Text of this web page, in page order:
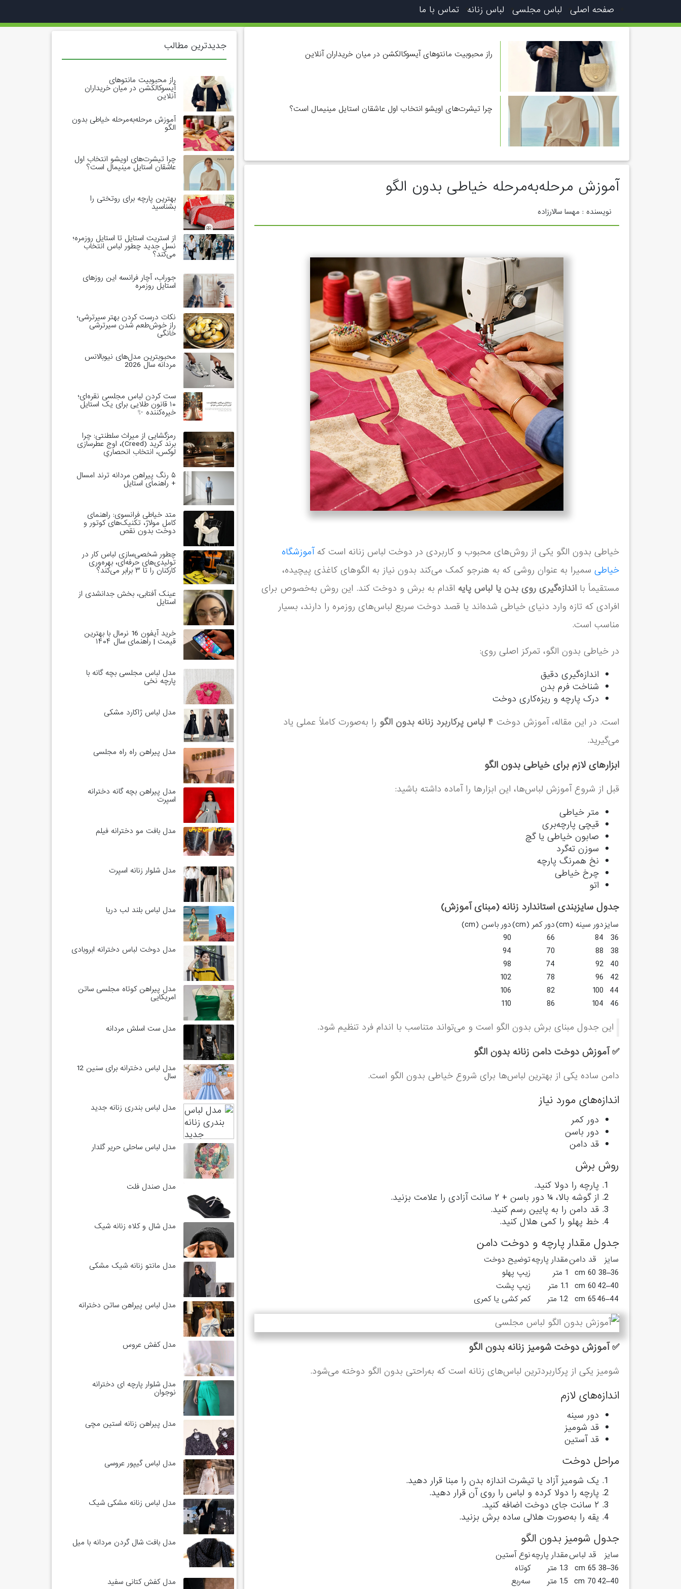
صفحه اصلی لباس مجلسی لباس زنانه تماس با ما
راز محبوبیت مانتوهای آیسوکالکشن در میان خریداران آنلاین
چرا تیشرت‌های اویشو انتخاب اول عاشقان استایل مینیمال است؟
آموزش مرحله‌به‌مرحله خیاطی بدون الگو
نویسنده : مهسا سالارزاده
خیاطی بدون الگو یکی از روش‌های محبوب و کاربردی در دوخت لباس زنانه است کهآموزشگاه
خیاطی سمیرا به عنوان روشی که به هنرجو کمک می‌کند بدون نیاز به الگوهای کاغذی پیچیده،
مستقیماً با اندازه‌گیری روی بدن یا لباس پایه اقدام به برش و دوخت کند. این روش به‌خصوص برای
افرادی که تازه وارد دنیای خیاطی شده‌اند یا قصد دوخت سریع لباس‌های روزمره را دارند، بسیار
مناسب است.
در خیاطی بدون الگو، تمرکز اصلی روی:
اندازه‌گیری دقیق
شناخت فرم بدن
درک پارچه و ریزه‌کاری دوخت
است. در این مقاله، آموزش دوخت ۴ لباس پرکاربرد زنانه بدون الگو
را به‌صورت کاملاً عملی یاد
می‌گیرید.
ابزارهای لازم برای خیاطی بدون الگو
قبل از شروع آموزش لباس‌ها، این ابزارها را آماده داشته باشید:
متر خیاطی
قیچی پارچه‌بری
صابون خیاطی یا گچ
سوزن ته‌گرد
نخ همرنگ پارچه
چرخ خیاطی
اتو
جدول سایزبندی استاندارد زنانه (مبنای آموزش)
سایزدور سینه (cm) دور کمر (cm)
دور باسن (cm)
36
84
66
90
38
88
70
94
40
92
74
98
42
96
78
102
44
100
82
106
46
104
86
110
این جدول مبنای برش بدون الگو است و می‌تواند متناسب با اندام فرد تنظیم شود.
✅ آموزش دوخت دامن زنانه بدون الگو
دامن ساده یکی از بهترین لباس‌ها برای شروع خیاطی بدون الگو است.
اندازه‌های مورد نیاز
دور کمر
دور باسن
قد دامن
روش برش
پارچه را دولا کنید.
از گوشه بالا، ¼ دور باسن + ۲ سانت آزادی
را علامت بزنید.
قد دامن را به پایین رسم کنید.
خط پهلو را کمی هلال کنید.
جدول مقدار پارچه و دوخت دامن
سایز قد دامنمقدار پارچهتوضیح دوخت
36–38
60 cm 1 متر
زیپ پهلو
40–42
60 cm 1.1 متر
زیپ پشت
44–46
65 cm 1.2 متر کمر کشی یا کمری
✅ آموزش دوخت شومیز زنانه بدون الگو
شومیز یکی از پرکاربردترین لباس‌های زنانه است که به‌راحتی بدون الگو دوخته می‌شود.
اندازه‌های لازم
دور سینه
قد شومیز
قد آستین
مراحل دوخت
یک شومیز آزاد یا تیشرت اندازه بدن را مبنا قرار دهید.
پارچه را دولا کرده و لباس را روی آن قرار دهید.
۲ سانت جای دوخت اضافه کنید.
یقه را به‌صورت هلالی ساده برش بزنید.
جدول شومیز بدون الگو
سایز قد لباسمقدار پارچهنوع آستین
36–38
65 cm 1.3 متر
کوتاه
40–42
70 cm 1.5 متر
سه‌ربع
جدیدترین مطالب
راز محبوبیت مانتوهای
آیسوکالکشن در میان خریداران
آنلاین
آموزش مرحله‌به‌مرحله خیاطی بدون
الگو
چرا تیشرت‌های اویشو انتخاب اول
عاشقان استایل مینیمال است؟
بهترین پارچه برای روتختی را
بشناسید
از استریت استایل تا استایل روزمره؛
نسل جدید چطور لباس انتخاب
می‌کند؟
جوراب، آچار فرانسه این روزهای
استایل روزمره
نکات درست کردن بهتر سیرترشی؛
راز خوش‌طعم شدن سیرترشی
خانگی
محبوبترین مدل‌های نیوبالانس
مردانه سال 2026
ست کردن لباس مجلسی نقره‌ای؛
۱۰ قانون طلایی برای یک استایل
خیره‌کننده ✨
رمزگشایی از میراث سلطنتی: چرا
برند کرید (Creed)، اوج عطرسازی
لوکس، انتخاب انحصاری
خاندان‌های حاکم است؟
۵ رنگ پیراهن مردانه ترند امسال
+ راهنمای استایل
متد خیاطی فرانسوی: راهنمای
کامل مولاژ، تکنیک‌های کوتور و
دوخت بدون نقص
چطور شخصی‌سازی لباس کار در
تولیدی‌های حرفه‌ای، بهره‌وری
کارکنان را تا ۳ برابر می‌کند؟
عینک آفتابی، بخش جدانشدی از
استایل
خرید آیفون 16 نرمال با بهترین
قیمت | راهنمای سال ۱۴۰۴
مدل لباس مجلسی بچه گانه با
پارچه نخی
مدل لباس ژاکارد مشکی
مدل پیراهن راه راه مجلسی
مدل پیراهن بچه گانه دخترانه
اسپرت
مدل بافت مو دخترانه فیلم
مدل شلوار زنانه اسپرت
مدل لباس بلند لب دریا
مدل دوخت لباس دخترانه ابروبادی
مدل پیراهن کوتاه مجلسی ساتن
امریکایی
مدل ست اسلش مردانه
مدل لباس دخترانه برای سنین 12
سال
مدل لباس بندری زنانه جدید
مدل لباس ساحلی حریر گلدار
مدل صندل فلت
مدل شال و کلاه زنانه شیک
مدل مانتو زنانه شیک مشکی
مدل لباس پیراهن ساتن دخترانه
مدل کفش عروس
مدل شلوار پارچه ای دخترانه
نوجوان
مدل پیراهن زنانه استین مچی
مدل لباس گیپور عروسی
مدل لباس زنانه مشکی شیک
مدل بافت شال گردن مردانه با میل
مدل کفش کتانی سفید